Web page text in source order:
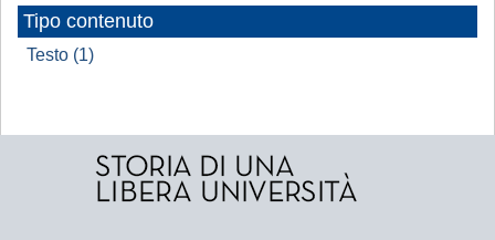
Tipo contenuto
Testo (1)